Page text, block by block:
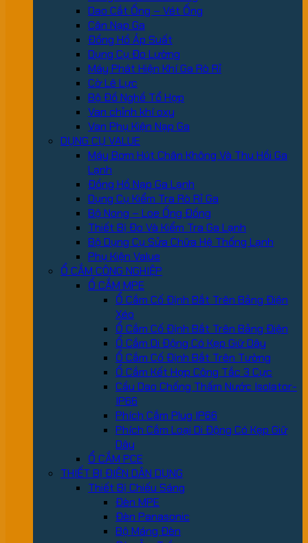
Dao Cắt Ống – Vét Ống
Cân Nạp Ga
Đồng Hồ Áp Suất
Dụng Cụ Đo Lường
Máy Phát Hiện Khí Ga Rò Rỉ
Cờ Lê Lực
Bộ Đồ Nghề Tổ Hợp
Van chỉnh khí oxy
Van Phụ Kiện Nạp Ga
DỤNG CỤ VALUE
Máy Bơm Hút Chân Không Và Thu Hồi Ga
Lạnh
Đồng Hồ Nạp Ga Lạnh
Dụng Cụ Kiểm Tra Rò Rỉ Ga
Bộ Nong – Loe Ống Đồng
Thiết Bị Đo Và Kiểm Tra Ga Lạnh
Bộ Dụng Cụ Sửa Chữa Hệ Thống Lạnh
Phụ Kiện Value
Ổ CẮM CÔNG NGHIỆP
Ổ CẮM MPE
Ổ Cắm Cố Định Bắt Trên Bảng Điện
Xéo
Ổ Cắm Cố Định Bắt Trên Bảng Điện
Ổ Cắm Di Động Có Kẹp Giữ Dây
Ổ Cắm Cố Định Bắt Trên Tường
Ổ Cắm Kết Hợp Công Tắc 3 Cực
Cầu Dao Chống Thấm Nước Isolator-
IP66
Phích Cắm Plug IP66
Phích Cắm Loại Di Động Có Kẹp Giữ
Dây
Ổ CẮM PCE
THIẾT BỊ ĐIỆN DÂN DỤNG
Thiết Bị Chiếu Sáng
Đèn MPE
Đèn Panasonic
Bộ Máng Đèn